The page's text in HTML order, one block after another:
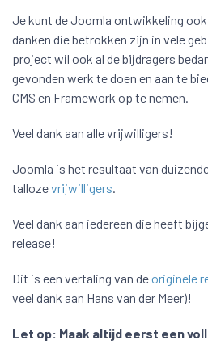
Je kunt de Joomla ontwikkeling
danken die betrokken zijn in vele
project wil ook al de bijdragers
gevonden werk te doen en aan te
CMS en Framework op te nemen.
Veel dank aan alle vrijwilligers!
Joomla is het resultaat van
tallozevrijwilligers.
Veel dank aan iedereen die heeft
release!
Dit is een vertaling van deoriginele
veel dank aan Hans van der Meer)!
Let op: Maak altijd eerst een